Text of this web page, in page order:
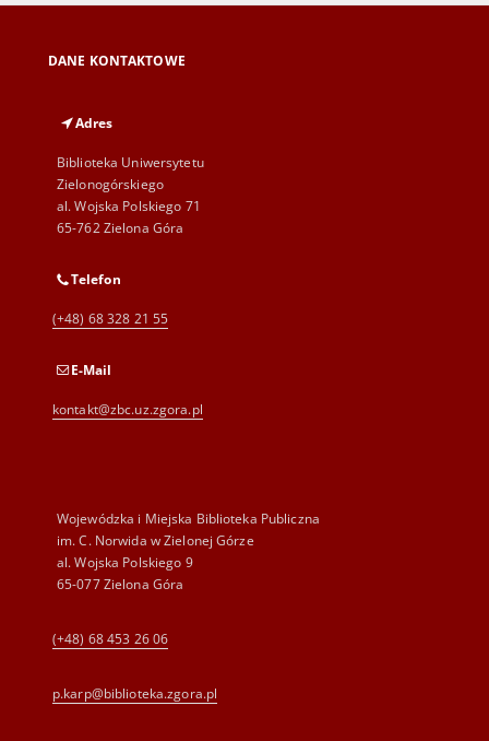
DANE KONTAKTOWE
Adres
Biblioteka Uniwersytetu
Zielonogórskiego
al. Wojska Polskiego 71
65-762 Zielona Góra
Telefon
(+48) 68 328 21 55
E-Mail
kontakt@zbc.uz.zgora.pl
Wojewódzka i Miejska Biblioteka Publiczna
im. C. Norwida w Zielonej Górze
al. Wojska Polskiego 9
65-077 Zielona Góra
(+48) 68 453 26 06
p.karp@biblioteka.zgora.pl